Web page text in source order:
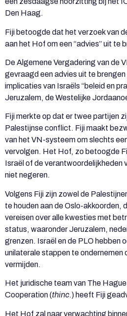
Den Haag.
Fiji betoogde dat het verzoek van
aan het Hof om een “advies” uit te
De Algemene Vergadering van de
gevraagd een advies uit te
implicaties van Israëls “beleid en
Jeruzalem, de Westelijke
Fiji merkte op dat er twee partijen
Palestijnse conflict. Fiji maakt
van het VN-systeem om slechts
vervolgen. Het Hof, zo betoogde
Israël of de verantwoordelijkheden
niet negeren.
Volgens Fiji zijn zowel de
te houden aan de Oslo-akkoorden,
vereisen over alle kwesties met
status, waaronder Jeruzalem,
grenzen. Israël en de PLO hebben
unilaterale stappen te ondernemen
vermijden.
Het juridische team van The
Cooperation (thinc.) heeft Fiji
Het Hof zal naar verwachting